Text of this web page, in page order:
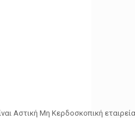
Αστική Μη Κερδοσκοπική